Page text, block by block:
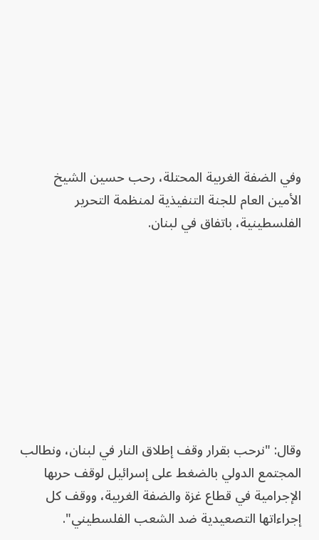
وفي الضفة الغربية المحتلة، رحب حسين الشيخ
الأمين العام للجنة التنفيذية لمنظمة التحرير
الفلسطينية، باتفاق في لبنان.
وقال: "نرحب بقرار وقف إطلاق النار في لبنان، ونطالب
المجتمع الدولي بالضغط على إسرائيل لوقف حربها
الإجرامية في قطاع غزة والضفة الغربية، ووقف كل
إجراءاتها التصعيدية ضد الشعب الفلسطيني".